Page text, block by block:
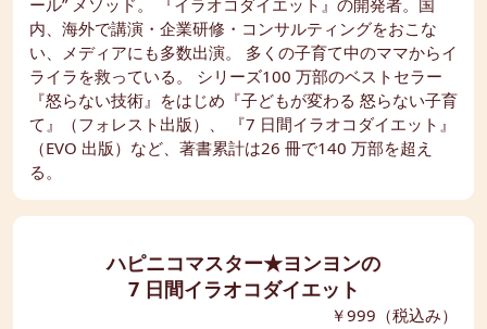
ール” メソッド。 『イラオコダイエット』の開発者。国
内、海外で講演・企業研修・コンサルティングをおこな
い、メディアにも多数出演。 多くの子育て中のママからイ
ライラを救っている。 シリーズ100 万部のベストセラー
『怒らない技術』をはじめ『子どもが変わる 怒らない子育
て』（フォレスト出版）、 『7 日間イラオコダイエット』
（EVO 出版）など、著書累計は26 冊で140 万部を超え
る。
ハピニコマスター★ヨンヨンの
7 日間イラオコダイエット
￥999（税込み）